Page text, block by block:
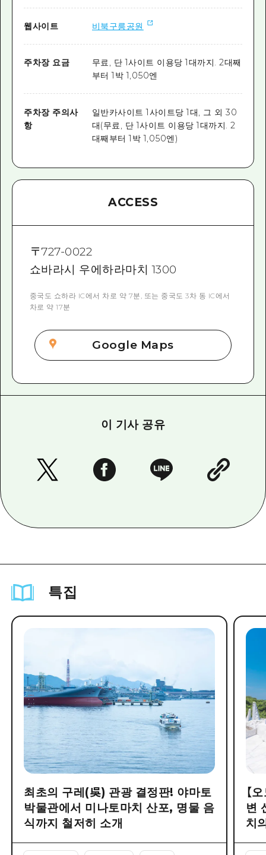
웹사이트 비북구릉공원
주차장 요금
무료, 단 1사이트 이용당 1대까지. 2대째
부터 1박 1,050엔
주차장 주의사
항
일반카사이트 1사이트당 1대, 그 외 30
대(무료, 단 1사이트 이용당 1대까지. 2
대째부터 1박 1,050엔)
ACCESS
〒727-0022
쇼바라시 우에하라마치 1300
중국도 쇼하라 IC에서 차로 약 7분, 또는 중국도 3차 동 IC에서
차로 약 17분
Google Maps
이 기사 공유
특집
최초의 구레(吳) 관광 결정판! 야마토
박물관에서 미나토마치 산포, 명물 음
식까지 철저히 소개
【
변
치